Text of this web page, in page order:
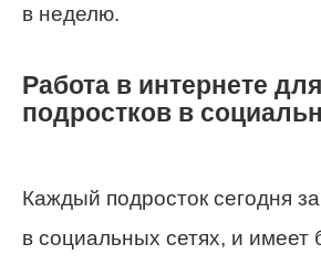
в неделю.
Работа в интернете для
подростков в
Каждый подросток сегодня
в социальных сетях, и имеет